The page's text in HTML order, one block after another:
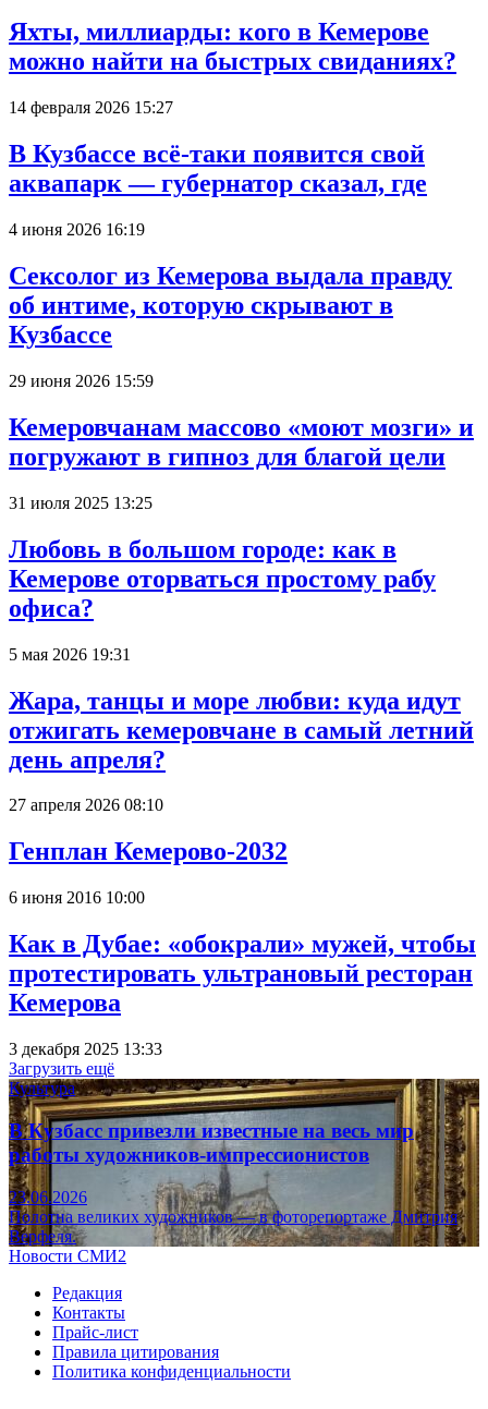
Яхты, миллиарды: кого в Кемерове
можно найти на быстрых свиданиях?
14 февраля 2026 15:27
В Кузбассе всё-таки появится свой
аквапарк — губернатор сказал, где
4 июня 2026 16:19
Сексолог из Кемерова выдала правду
об интиме, которую скрывают в
Кузбассе
29 июня 2026 15:59
Кемеровчанам массово «моют мозги» и
погружают в гипноз для благой цели
31 июля 2025 13:25
Любовь в большом городе: как в
Кемерове оторваться простому рабу
офиса?
5 мая 2026 19:31
Жара, танцы и море любви: куда идут
отжигать кемеровчане в самый летний
день апреля?
27 апреля 2026 08:10
Генплан Кемерово-2032
6 июня 2016 10:00
Как в Дубае: «обокрали» мужей, чтобы
протестировать ультрановый ресторан
Кемерова
3 декабря 2025 13:33
Загрузить ещё
Культура
В Кузбасс привезли известные на весь мир
работы художников-импрессионистов
23.06.2026
Полотна великих художников — в фоторепортаже Дмитрия
Верфеля.
Новости СМИ2
Редакция
Контакты
Прайс-лист
Правила цитирования
Политика конфиденциальности